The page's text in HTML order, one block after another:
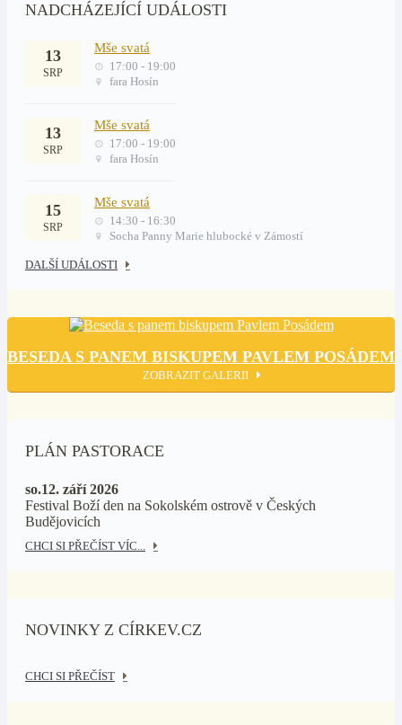
NADCHÁZEJÍCÍ UDÁLOSTI
13
SRP
Mše svatá
17:00 - 19:00
fara Hosín
13
SRP
Mše svatá
17:00 - 19:00
fara Hosín
15
SRP
Mše svatá
14:30 - 16:30
Socha Panny Marie hlubocké v Zámostí
DALŠÍ UDÁLOSTI
BESEDA S PANEM BISKUPEM PAVLEM POSÁDEM
ZOBRAZIT GALERII
PLÁN PASTORACE
so.12. září 2026
Festival Boží den na Sokolském ostrově v Českých
Budějovicích
CHCI SI PŘEČÍST VÍC...
NOVINKY Z CÍRKEV.CZ
CHCI SI PŘEČÍST